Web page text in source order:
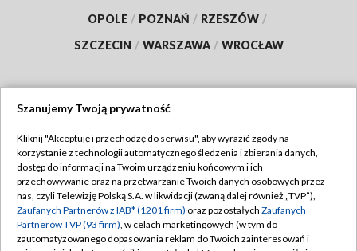
OPOLE / POZNAŃ / RZESZÓW /
SZCZECIN / WARSZAWA / WROCŁAW
TVP
Abonament TVP
Emisja w TVP
Centrum informacji TVP
Regulamin TVP
Polityka prywatności
Moje zgody
Szanujemy Twoją prywatność
Kliknij "Akceptuję i przechodzę do serwisu", aby wyrazić zgody na
korzystanie z technologii automatycznego śledzenia i zbierania danych,
dostęp do informacji na Twoim urządzeniu końcowym i ich
przechowywanie oraz na przetwarzanie Twoich danych osobowych przez
nas, czyli Telewizję Polską S.A. w likwidacji (zwaną dalej również „TVP”),
Zaufanych Partnerów z IAB* (1201 firm) oraz pozostałych Zaufanych
Partnerów TVP (93 firm), w celach marketingowych (w tym do
zautomatyzowanego dopasowania reklam do Twoich zainteresowań i